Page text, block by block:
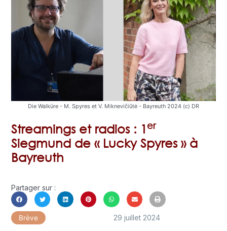
Die Walküre - M. Spyres et V. Miknevičiūtė - Bayreuth 2024 (c) DR
Streamings et radios : 1 er
Siegmund de « Lucky Spyres » à
Bayreuth
Partager sur :
Brève 29 juillet 2024